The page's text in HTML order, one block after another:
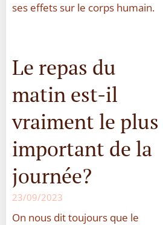
ses effets sur le corps humain.
Le repas du
matin est-il
vraiment le plus
important de la
journée?
23/09/2023
On nous dit toujours que le